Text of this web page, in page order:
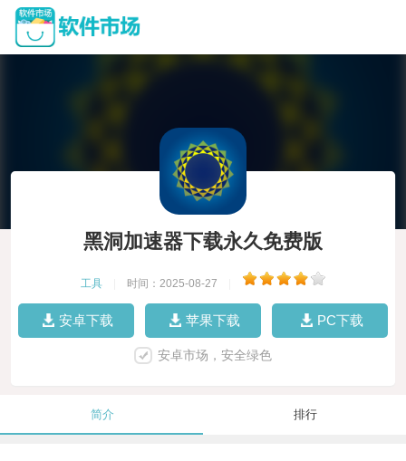
黑洞加速器下载永久免费版
工具 时间：2025-08-27
安卓下载 苹果下载 PC下载
安卓市场，安全绿色
简介 排行